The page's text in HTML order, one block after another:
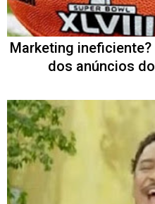
Marketing
dos anúncios